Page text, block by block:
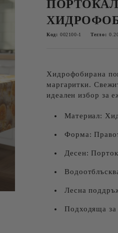
Код: 002100-1 Тегло:
Хидрофобирана
маргаритки.
идеален избор за
Материал:
Форма:
Десен:
Лесна
Подходяща за